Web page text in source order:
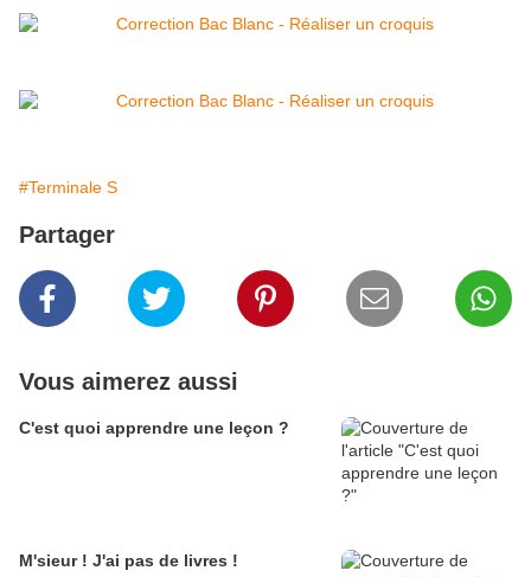
#Terminale S
Partager
Vous aimerez aussi
C'est quoi apprendre une leçon ?
M'sieur ! J'ai pas de livres !